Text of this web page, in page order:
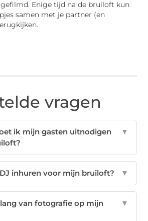
Enige tijd na de bruiloft kun
samen met je partner (en
vragen
ik mijn gasten uitnodigen
▼
inhuren voor mijn bruiloft? ▼
van fotografie op mijn
▼